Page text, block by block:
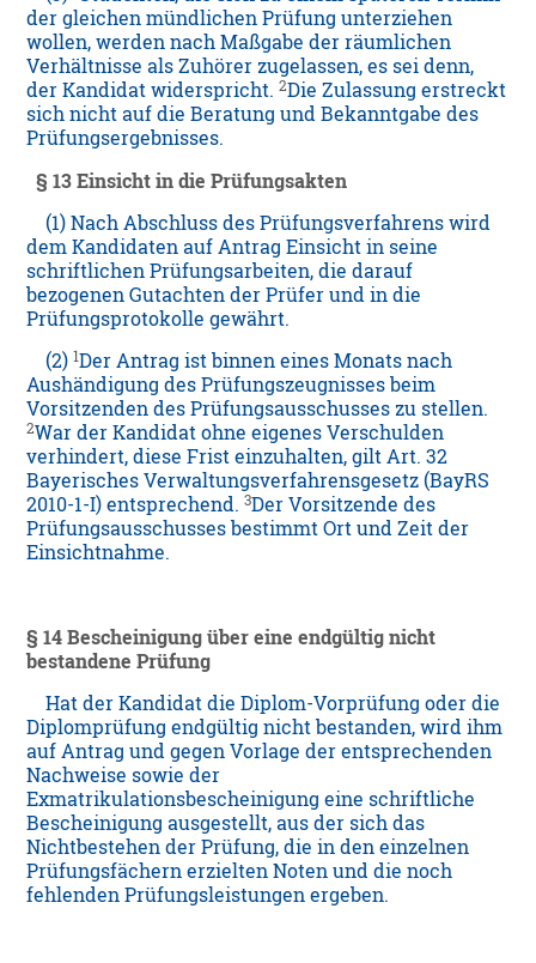
der gleichen mündlichen Prüfung unterziehen
wollen, werden nach Maßgabe der räumlichen
Verhältnisse als Zuhörer zugelassen, es sei denn,
der Kandidat widerspricht.2Die Zulassung erstreckt
sich nicht auf die Beratung und Bekanntgabe des
Prüfungsergebnisses.
§ 13 Einsicht in die Prüfungsakten
(1) Nach Abschluss des Prüfungsverfahrens wird
dem Kandidaten auf Antrag Einsicht in seine
schriftlichen Prüfungsarbeiten, die darauf
bezogenen Gutachten der Prüfer und in die
Prüfungsprotokolle gewährt.
(2)1Der Antrag ist binnen eines Monats nach
Aushändigung des Prüfungszeugnisses beim
Vorsitzenden des Prüfungsausschusses zu stellen.
2War der Kandidat ohne eigenes Verschulden
verhindert, diese Frist einzuhalten, gilt Art. 32
Bayerisches Verwaltungsverfahrensgesetz (BayRS
2010-1-I) entsprechend.3Der Vorsitzende des
Prüfungsausschusses bestimmt Ort und Zeit der
Einsichtnahme.
§ 14 Bescheinigung über eine endgültig nicht
bestandene Prüfung
Hat der Kandidat die Diplom-Vorprüfung oder die
Diplomprüfung endgültig nicht bestanden, wird ihm
auf Antrag und gegen Vorlage der entsprechenden
Nachweise sowie der
Exmatrikulationsbescheinigung eine schriftliche
Bescheinigung ausgestellt, aus der sich das
Nichtbestehen der Prüfung, die in den einzelnen
Prüfungsfächern erzielten Noten und die noch
fehlenden Prüfungsleistungen ergeben.